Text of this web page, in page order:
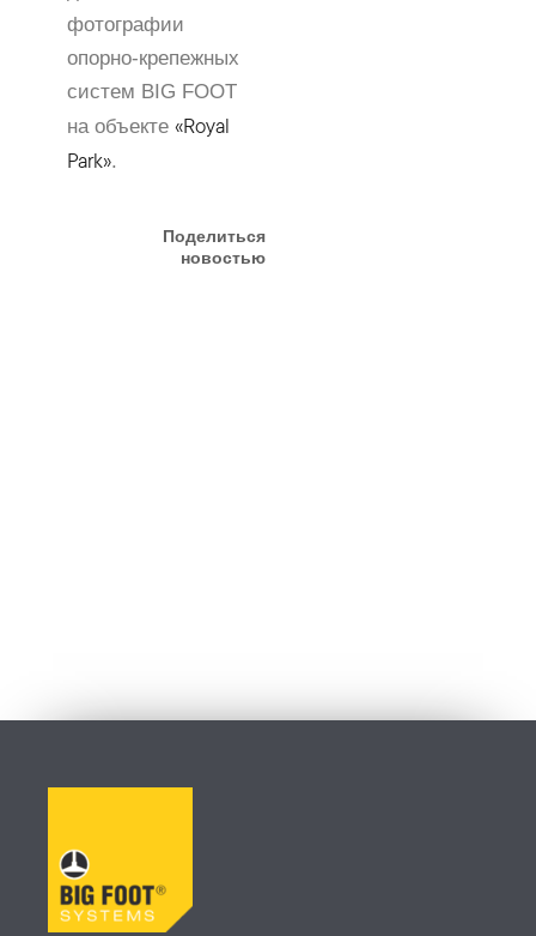
фотографии
опорно-крепежных
систем BIG FOOT
на объекте«Royal
Park».
Поделиться
новостью